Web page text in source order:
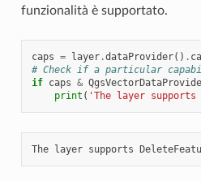
funzionalità è supportato.
caps = layer.dataProvider() .
# Check if a particular
if caps &
print ( 'The layer supports